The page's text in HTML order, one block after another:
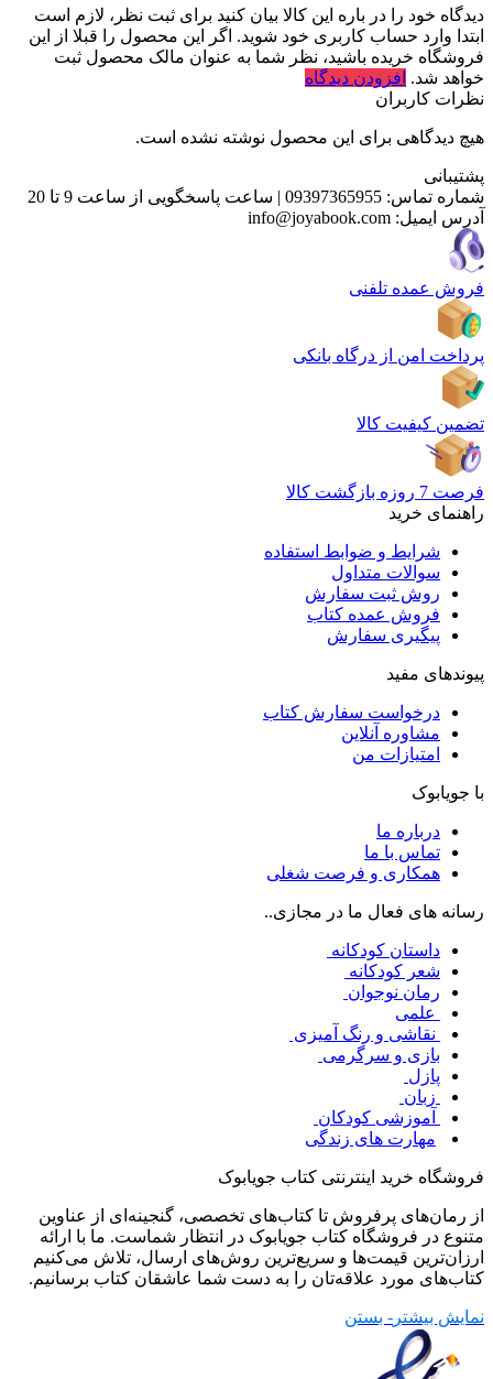
دیدگاه خود را در باره این کالا بیان کنید برای ثبت نظر، لازم است
ابتدا وارد حساب کاربری خود شوید. اگر این محصول را قبلا از این
فروشگاه خریده باشید، نظر شما به عنوان مالک محصول ثبت
خواهد شد. افزودن دیدگاه
نظرات کاربران
هیچ دیدگاهی برای این محصول نوشته نشده است.
پشتیبانی
شماره تماس: 09397365955
| ساعت پاسخگویی از ساعت 9 تا 20
آدرس ایمیل: info@joyabook.com
فروش عمده تلفنی
پرداخت امن از درگاه بانکی
تضمین کیفیت کالا
فرصت 7 روزه بازگشت کالا
راهنمای خرید
شرایط و ضوابط استفاده
سوالات متداول
روش ثبت سفارش
فروش عمده کتاب
پیگیری سفارش
پیوندهای مفید
درخواست سفارش کتاب
مشاوره آنلاین
امتیازات من
با جویابوک
درباره ما
تماس با ما
همکاری و فرصت شغلی
رسانه های فعال ما در مجازی..
داستان کودکانه
شعر کودکانه
رمان نوجوان
علمی
نقاشی و رنگ آمیزی
بازی و سرگرمی
پازل
زبان
آموزشی کودکان
مهارت های زندگی
فروشگاه خرید اینترنتی کتاب جویابوک
از رمان‌های پرفروش تا کتاب‌های تخصصی، گنجینه‌ای از عناوین
متنوع در فروشگاه کتاب جویابوک در انتظار شماست. ما با ارائه
ارزان‌ترین قیمت‌ها و سریع‌ترین روش‌های ارسال، تلاش می‌کنیم
کتاب‌های مورد علاقه‌تان را به دست شما عاشقان کتاب برسانیم.
نمایش بیشتر - بستن